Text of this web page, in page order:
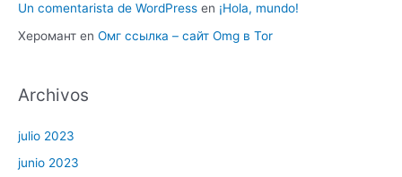
Un comentarista de WordPress en ¡Hola, mundo!
Херомант en Омг ссылка – сайт Omg в Tor
Archivos
julio 2023
junio 2023